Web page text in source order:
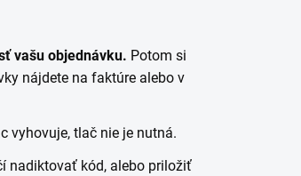
vašu objednávku. Potom si
nájdete na faktúre alebo v
vyhovuje, tlač nie je nutná.
nadiktovať kód, alebo priložiť